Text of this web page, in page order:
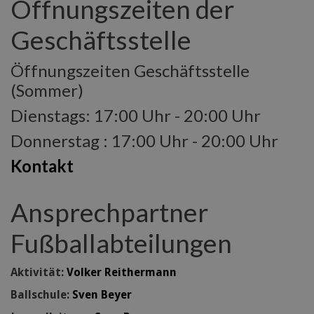
Öffnungszeiten der
Geschäftsstelle
Öffnungszeiten Geschäftsstelle
(Sommer)
Dienstags: 17:00 Uhr - 20:00 Uhr
Donnerstag : 17:00 Uhr - 20:00 Uhr
Kontakt
Ansprechpartner
Fußballabteilungen
Aktivität: Volker Reithermann
Ballschule: Sven Beyer